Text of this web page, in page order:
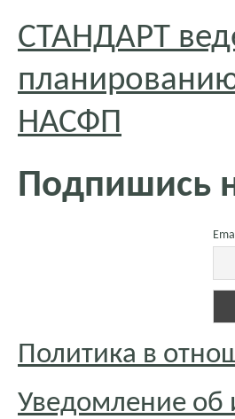
СТАНДАРТ
НАСФП
Подпишись
Политика в
Уведомление об